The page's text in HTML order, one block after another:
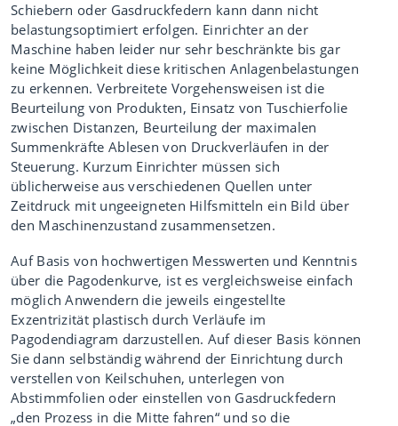
Schiebern oder Gasdruckfedern kann dann nicht
belastungsoptimiert erfolgen. Einrichter an der
Maschine haben leider nur sehr beschränkte bis gar
keine Möglichkeit diese kritischen Anlagenbelastungen
zu erkennen. Verbreitete Vorgehensweisen ist die
Beurteilung von Produkten, Einsatz von Tuschierfolie
zwischen Distanzen, Beurteilung der maximalen
Summenkräfte Ablesen von Druckverläufen in der
Steuerung. Kurzum Einrichter müssen sich
üblicherweise aus verschiedenen Quellen unter
Zeitdruck mit ungeeigneten Hilfsmitteln ein Bild über
den Maschinenzustand zusammensetzen.
Auf Basis von hochwertigen Messwerten und Kenntnis
über die Pagodenkurve, ist es vergleichsweise einfach
möglich Anwendern die jeweils eingestellte
Exzentrizität plastisch durch Verläufe im
Pagodendiagram darzustellen. Auf dieser Basis können
Sie dann selbständig während der Einrichtung durch
verstellen von Keilschuhen, unterlegen von
Abstimmfolien oder einstellen von Gasdruckfedern
„den Prozess in die Mitte fahren“ und so die